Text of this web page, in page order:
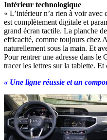
Intérieur technologique
« L’intérieur n’a rien à voir
est complètement digitale et
grand écran tactile. La planche
efficacité, comme toujours chez
naturellement sous la main. Et
Pour rentrer une adresse dans le
tracer les lettres sur la tablette.
« Une ligne réussie et un